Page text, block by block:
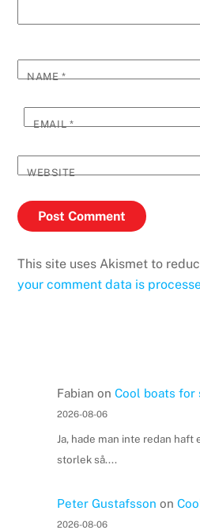
NAME*
EMAIL*
WEBSITE
This site uses Akismet to
your comment data is
Fabian on Cool boats for
2026-08-06
Ja, hade man inte redan
storlek så....
Peter Gustafsson on
2026-08-06